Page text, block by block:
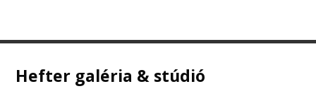
Hefter galéria & stúdió